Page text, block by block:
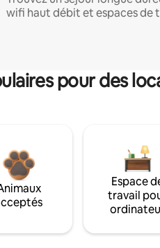
wifi haut débit et espaces de
pour des
Espace
travail